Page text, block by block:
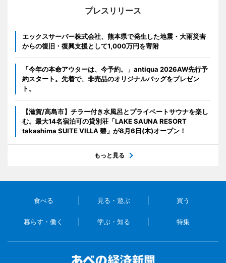
プレスリリース
エックスサーバー株式会社、熊本県で発生した地震・大雨災害
からの復旧・復興支援として1,000万円を寄附
「今年の本命アウターは、今予約。」antiqua 2026AW先行予
約スタート。先着で、非売品のオリジナルバッグをプレゼン
ト。
【滋賀/高島市】チラー付き水風呂とプライベートサウナを楽し
む。最大14名宿泊可の貸別荘「LAKE SAUNA RESORT
takashima SUITE VILLA 碧」が8月6日(木)オープン！
もっと見る
食べる 見る・遊ぶ 買う
暮らす・働く 学ぶ・知る 特集